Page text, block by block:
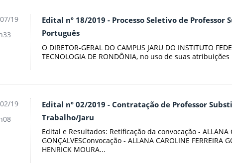
Edital nº 18/2019 - Processo Seletivo de
Português
O DIRETOR-GERAL DO CAMPUS JARU DO INSTITUTO
TECNOLOGIA DE RONDÔNIA, no uso de suas
19
Edital nº 02/2019 - Contratação de Professor
Trabalho/Jaru
Edital e Resultados: Retificação da convocação - ALLANA
GONÇALVESConvocação - ALLANA CAROLINE FERREIRA
HENRICK MOURA...
19